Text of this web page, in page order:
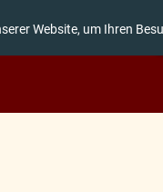
Website, um Ihren